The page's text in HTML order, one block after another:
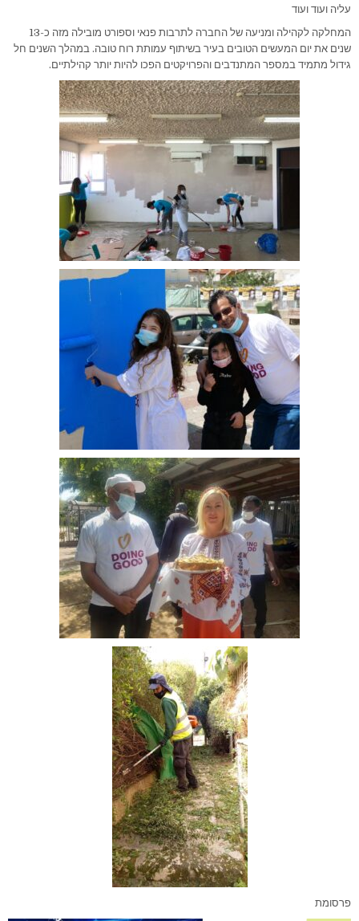
עליה ועוד ועוד
המחלקה לקהילה ומניעה של החברה לתרבות פנאי וספורט מובילה מזה כ-13
שנים את יום המעשים הטובים בעיר בשיתוף עמותת רוח טובה. במהלך השנים חל
גידול מתמיד במספר המתנדבים והפרויקטים הפכו להיות יותר קהילתיים.
פרסומת